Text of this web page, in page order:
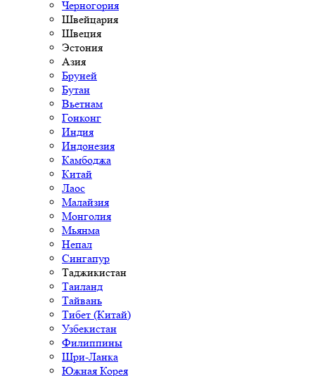
Черногория
Швейцария
Швеция
Эстония
Азия
Бруней
Бутан
Вьетнам
Гонконг
Индия
Индонезия
Камбоджа
Китай
Лаос
Малайзия
Монголия
Мьянма
Непал
Сингапур
Таджикистан
Таиланд
Тайвань
Тибет (Китай)
Узбекистан
Филиппины
Шри-Ланка
Южная Корея